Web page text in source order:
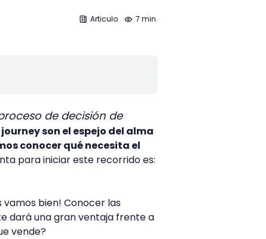
Articulo 7 min.
de decisión de
son el espejo del alma
conocer qué necesita el
para iniciar este recorrido es:
vamos bien! Conocer las
dará una gran ventaja frente a
vende?